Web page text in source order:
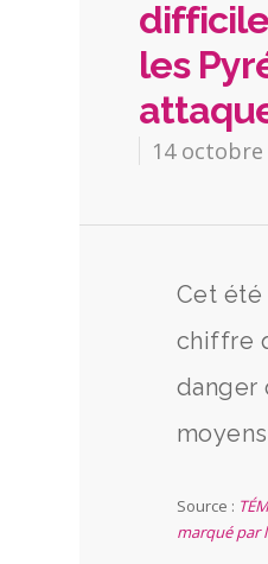
les
14 octobre
Cet été
chiffre
danger
Source :
marqué par